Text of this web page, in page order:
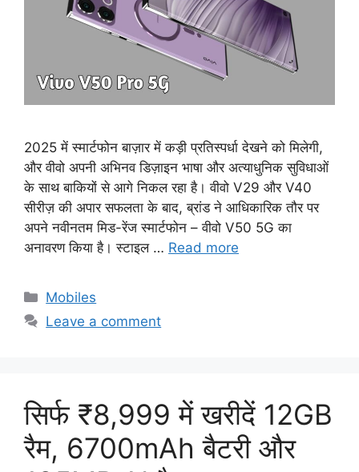
2025 में स्मार्टफोन बाज़ार में कड़ी प्रतिस्पर्धा देखने को मिलेगी,
और वीवो अपनी अभिनव डिज़ाइन भाषा और अत्याधुनिक सुविधाओं
के साथ बाकियों से आगे निकल रहा है। वीवो V29 और V40
सीरीज़ की अपार सफलता के बाद, ब्रांड ने आधिकारिक तौर पर
अपने नवीनतम मिड-रेंज स्मार्टफोन – वीवो V50 5G का
अनावरण किया है। स्टाइल … Read more
Categories
Mobiles
Leave a comment
सिर्फ ₹8,999 में खरीदें 12GB
रैम, 6700mAh बैटरी और